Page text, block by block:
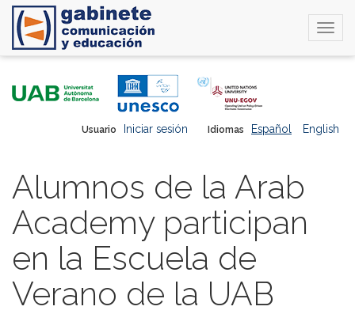
Idiomas Español English
Usuario Iniciar sesión
Alumnos de la Arab
Academy participan
en la Escuela de
Verano de la UAB